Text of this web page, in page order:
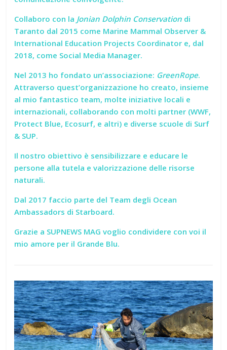
Collaboro con la Jonian Dolphin Conservation di
Taranto dal 2015 come Marine Mammal Observer &
International Education Projects Coordinator e, dal
2018, come Social Media Manager.
Nel 2013 ho fondato un’associazione: GreenRope.
Attraverso quest’organizzazione ho creato, insieme
al mio fantastico team, molte iniziative locali e
internazionali, collaborando con molti partner (WWF,
Protect Blue, Ecosurf, e altri) e diverse scuole di Surf
& SUP.
Il nostro obiettivo è sensibilizzare e educare le
persone alla tutela e valorizzazione delle risorse
naturali.
Dal 2017 faccio parte del Team degli Ocean
Ambassadors di Starboard.
Grazie a SUPNEWS MAG voglio condividere con voi il
mio amore per il Grande Blu.